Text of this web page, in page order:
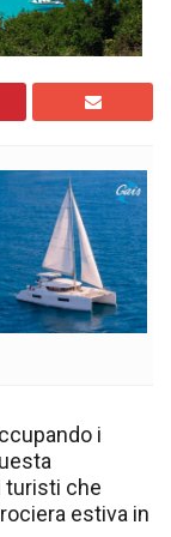
i
turisti che
estiva in